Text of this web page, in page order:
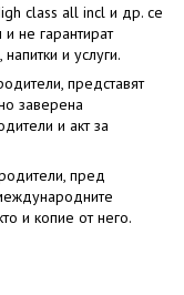
class all incl и др. се
не гарантират
и услуги.
представят
заверена
и акт за
пред
и копие от него.